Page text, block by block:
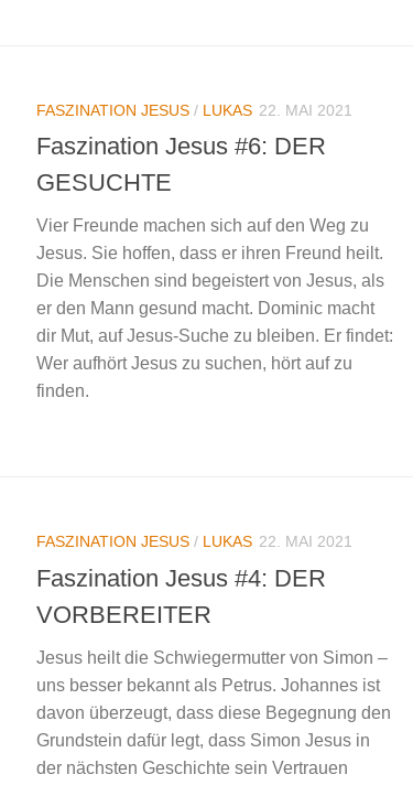
FASZINATION JESUS / LUKAS 22. MAI 2021
Faszination Jesus #6: DER
GESUCHTE
Vier Freunde machen sich auf den Weg zu
Jesus. Sie hoffen, dass er ihren Freund heilt.
Die Menschen sind begeistert von Jesus, als
er den Mann gesund macht. Dominic macht
dir Mut, auf Jesus-Suche zu bleiben. Er findet:
Wer aufhört Jesus zu suchen, hört auf zu
finden.
FASZINATION JESUS / LUKAS 22. MAI 2021
Faszination Jesus #4: DER
VORBEREITER
Jesus heilt die Schwiegermutter von Simon –
uns besser bekannt als Petrus. Johannes ist
davon überzeugt, dass diese Begegnung den
Grundstein dafür legt, dass Simon Jesus in
der nächsten Geschichte sein Vertrauen